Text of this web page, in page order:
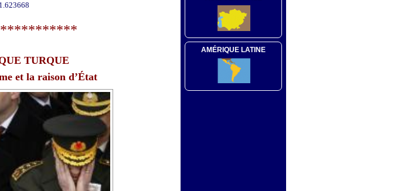
TURQUE
et la raison d’État
AMÉRIQUE LATINE